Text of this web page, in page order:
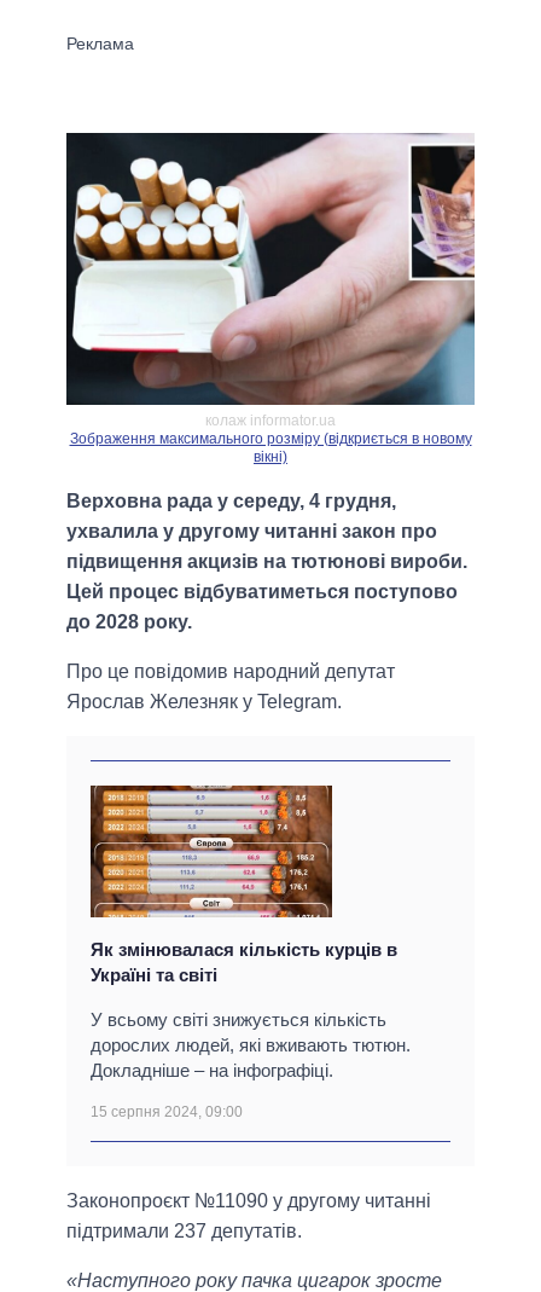
колаж informator.ua
Зображення максимального розміру (відкриється в новому
вікні)
Верховна рада у середу, 4 грудня,
ухвалила у другому читанні закон про
підвищення акцизів на тютюнові вироби.
Цей процес відбуватиметься поступово
до 2028 року.
Про це повідомив народний депутат
Ярослав Железняк у Telegram.
Як змінювалася кількість курців в
Україні та світі
У всьому світі знижується кількість
дорослих людей, які вживають тютюн.
Докладніше – на інфографіці.
15 серпня 2024, 09:00
Законопроєкт №11090 у другому читанні
підтримали 237 депутатів.
«Наступного року пачка цигарок зросте